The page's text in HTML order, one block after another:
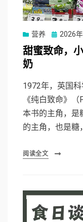
营养
Posted
on
2026
甜蜜致命，
奶
1972年，英国
《纯白致命》
本书的主角，是
的主角，也是糖
阅读全文